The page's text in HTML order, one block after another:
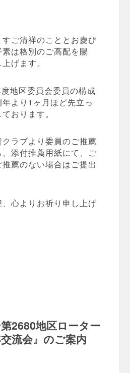
ご清祥のこととお慶び
は格別のご高配を賜
げます。
地区委員会委員の構成
より1ヶ月ほど先立っ
おります。
ラブより委員のご推薦
添付推薦用紙にて、ご
薦のない場合はご提出
心よりお祈り申し上げ
2680地区ローター
流会』のご案内